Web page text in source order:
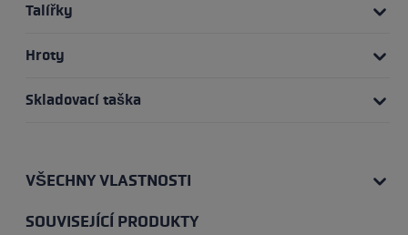
Talířky
Hroty
Skladovací taška
VŠECHNY VLASTNOSTI
SOUVISEJÍCÍ PRODUKTY